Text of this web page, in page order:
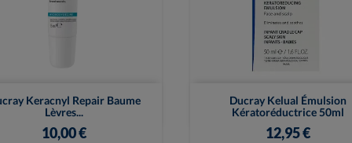
Keracnyl Repair Baume
Lèvres...
10,00 €
Vue rapide
Ducray Kelual Émulsion
Kératoréductrice 50ml
12,95 €
 Vue rapide